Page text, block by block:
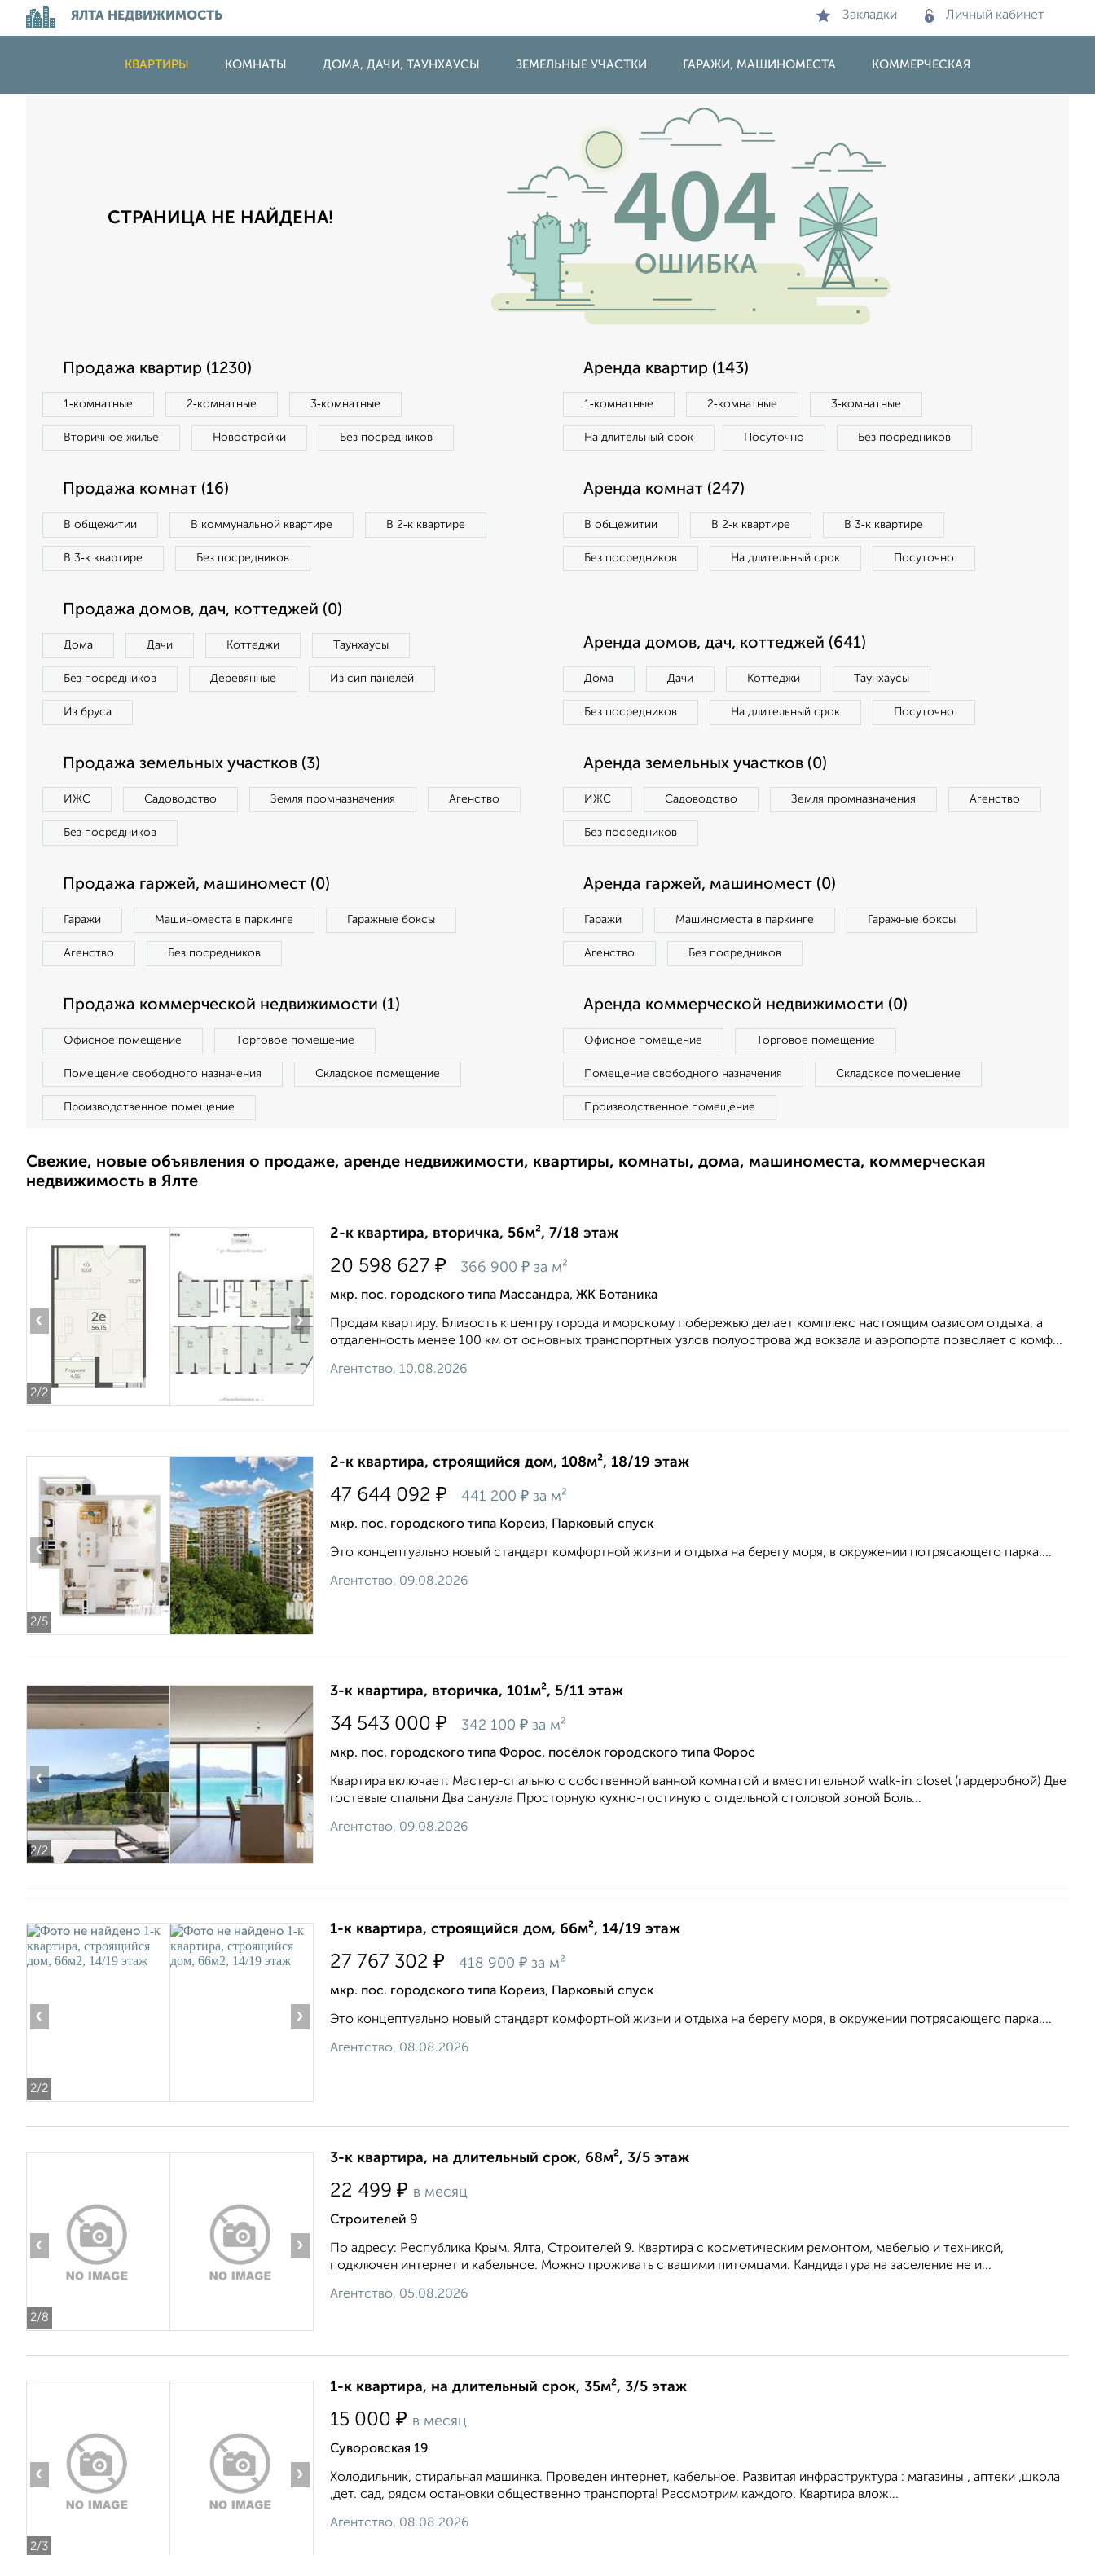
ЯЛТА НЕДВИЖИМОСТЬ Закладки Личный кабинет
КВАРТИРЫ КОМНАТЫ ДОМА, ДАЧИ, ТАУНХАУСЫ ЗЕМЕЛЬНЫЕ УЧАСТКИ ГАРАЖИ, МАШИНОМЕСТА КОММЕРЧЕСКАЯ
СТРАНИЦА НЕ НАЙДЕНА!
Продажа квартир (1230)
1‑комнатные 2‑комнатные 3‑комнатные
Вторичное жилье Новостройки Без посредников
Аренда квартир (143)
1‑комнатные 2‑комнатные 3‑комнатные
На длительный срок Посуточно Без посредников
Продажа комнат (16)
В общежитии В коммунальной квартире В 2‑к квартире
В 3‑к квартире Без посредников
Аренда комнат (247)
В общежитии В 2‑к квартире В 3‑к квартире
Без посредников На длительный срок Посуточно
Продажа домов, дач, коттеджей (0)
Дома Дачи Коттеджи Таунхаусы
Без посредников Деревянные Из сип панелей
Из бруса
Аренда домов, дач, коттеджей (641)
Дома Дачи Коттеджи Таунхаусы
Без посредников На длительный срок Посуточно
Продажа земельных участков (3)
ИЖС Садоводство Земля промназначения Агенство
Без посредников
Аренда земельных участков (0)
ИЖС Садоводство Земля промназначения Агенство
Без посредников
Продажа гаржей, машиномест (0)
Гаражи Машиноместа в паркинге Гаражные боксы
Агенство Без посредников
Аренда гаржей, машиномест (0)
Гаражи Машиноместа в паркинге Гаражные боксы
Агенство Без посредников
Продажа коммерческой недвижимости (1)
Офисное помещение Торговое помещение
Помещение свободного назначения Складское помещение
Производственное помещение
Аренда коммерческой недвижимости (0)
Офисное помещение Торговое помещение
Помещение свободного назначения Складское помещение
Производственное помещение
Свежие, новые объявления о продаже, аренде недвижимости, квартиры, комнаты, дома, машиноместа, коммерческая
недвижимость в Ялте
2/2
‹ ›
2-к квартира, вторичка, 56м², 7/18 этаж
20 598 627 ₽ 366 900 ₽ за м²
мкр. пос. городского типа Массандра, ЖК Ботаника
Продам квартиру. Близость к центру города и морскому побережью делает комплекс настоящим оазисом отдыха, а
отдаленность менее 100 км от основных транспортных узлов полуострова жд вокзала и аэропорта позволяет с комф...
Агентство, 10.08.2026
2/5
‹ ›
2-к квартира, строящийся дом, 108м², 18/19 этаж
47 644 092 ₽ 441 200 ₽ за м²
мкр. пос. городского типа Кореиз, Парковый спуск
Это концептуально новый стандарт комфортной жизни и отдыха на берегу моря, в окружении потрясающего парка....
Агентство, 09.08.2026
2/2
‹ ›
3-к квартира, вторичка, 101м², 5/11 этаж
34 543 000 ₽ 342 100 ₽ за м²
мкр. пос. городского типа Форос, посёлок городского типа Форос
Квартира включает: Мастер-спальню с собственной ванной комнатой и вместительной walk-in closet (гардеробной) Две
гостевые спальни Два санузла Просторную кухню-гостиную с отдельной столовой зоной Боль...
Агентство, 09.08.2026
2/2
‹ ›
1-к квартира, строящийся дом, 66м², 14/19 этаж
27 767 302 ₽ 418 900 ₽ за м²
мкр. пос. городского типа Кореиз, Парковый спуск
Это концептуально новый стандарт комфортной жизни и отдыха на берегу моря, в окружении потрясающего парка....
Агентство, 08.08.2026
2/8
‹ ›
3-к квартира, на длительный срок, 68м², 3/5 этаж
22 499 ₽ в месяц
Строителей 9
По адресу: Республика Крым, Ялта, Строителей 9. Квартира с косметическим ремонтом, мебелью и техникой,
подключен интернет и кабельное. Можно проживать с вашими питомцами. Кандидатура на заселение не и...
Агентство, 05.08.2026
2/3
‹ ›
1-к квартира, на длительный срок, 35м², 3/5 этаж
15 000 ₽ в месяц
Суворовская 19
Холодильник, стиральная машинка. Проведен интернет, кабельное. Развитая инфраструктура : магазины , аптеки ,школа
,дет. сад, рядом остановки общественно транспорта! Рассмотрим каждого. Квартира влож...
Агентство, 08.08.2026